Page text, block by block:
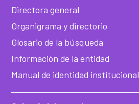
Directora general
Organigrama y directorio
Glosario de la búsqueda
Información de la entidad
Manual de identidad institucional